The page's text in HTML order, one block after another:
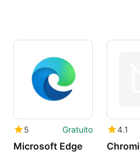
5 Gratuito
Microsoft Edge
4.1